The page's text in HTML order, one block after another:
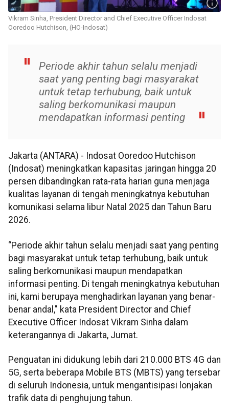
Vikram Sinha, President Director and Chief Executive Officer Indosat
Ooredoo Hutchison, (HO-Indosat)
Periode akhir tahun selalu menjadi
saat yang penting bagi masyarakat
untuk tetap terhubung, baik untuk
saling berkomunikasi maupun
mendapatkan informasi penting
Jakarta (ANTARA) - Indosat Ooredoo Hutchison
(Indosat) meningkatkan kapasitas jaringan hingga 20
persen dibandingkan rata-rata harian guna menjaga
kualitas layanan di tengah meningkatnya kebutuhan
komunikasi selama libur Natal 2025 dan Tahun Baru
2026.
“Periode akhir tahun selalu menjadi saat yang penting
bagi masyarakat untuk tetap terhubung, baik untuk
saling berkomunikasi maupun mendapatkan
informasi penting. Di tengah meningkatnya kebutuhan
ini, kami berupaya menghadirkan layanan yang benar-
benar andal," kata President Director and Chief
Executive Officer Indosat Vikram Sinha dalam
keterangannya di Jakarta, Jumat.
Penguatan ini didukung lebih dari 210.000 BTS 4G dan
5G, serta beberapa Mobile BTS (MBTS) yang tersebar
di seluruh Indonesia, untuk mengantisipasi lonjakan
trafik data di penghujung tahun.